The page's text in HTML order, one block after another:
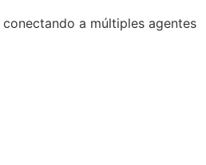
a múltiples agentes